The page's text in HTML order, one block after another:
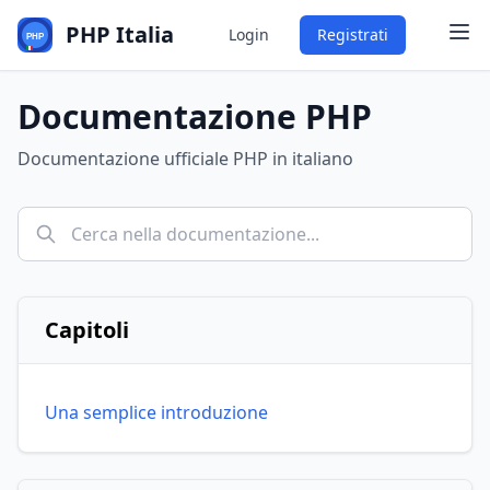
PHP Italia Login Registrati
Documentazione PHP
Documentazione ufficiale PHP in italiano
Capitoli
Una semplice introduzione